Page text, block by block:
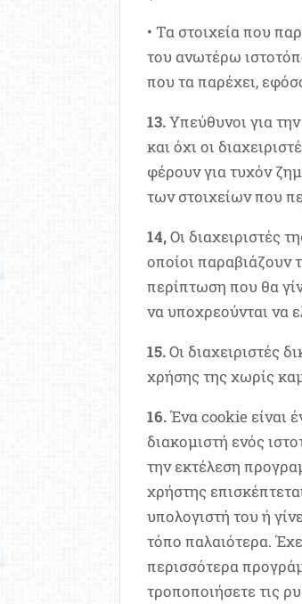
• Τα στοιχεία που
του ανωτέρω
που τα παρέχει,
13.Υπεύθυνοι για
και όχι οι
φέρουν για τυχόν
των στοιχείων που
14,Οι διαχειριστές
οποίοι παραβιάζουν
περίπτωση που θα
να υποχρεούνται να
15.Οι διαχειριστές
χρήσης της χωρίς
16.Ένα cookie είναι
διακομιστή ενός
την εκτέλεση
χρήστης
υπολογιστή του ή
τόπο παλαιότερα.
περισσότερα
τροποποιήσετε τις